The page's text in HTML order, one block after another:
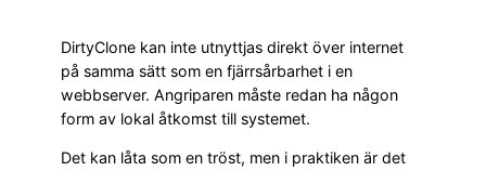
DirtyClone kan inte utnyttjas direkt över internet
på samma sätt som en fjärrsårbarhet i en
webbserver. Angriparen måste redan ha någon
form av lokal åtkomst till systemet.
Det kan låta som en tröst, men i praktiken är det